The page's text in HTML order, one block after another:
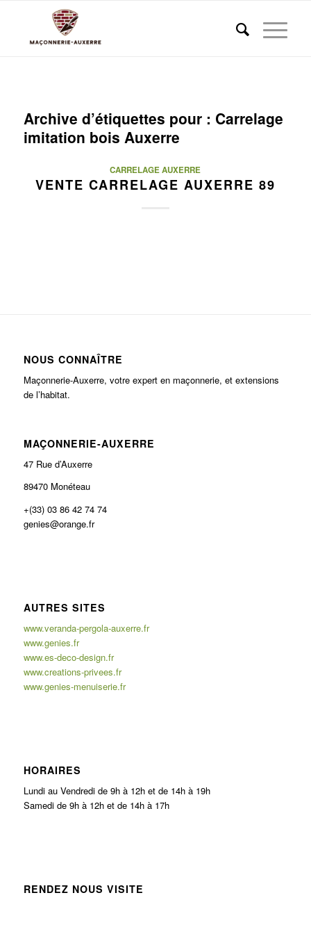
Archive d’étiquettes pour : Carrelage
imitation bois Auxerre
CARRELAGE AUXERRE
VENTE CARRELAGE AUXERRE 89
NOUS CONNAÎTRE
Maçonnerie-Auxerre, votre expert en maçonnerie, et extensions
de l’habitat.
MAÇONNERIE-AUXERRE
47 Rue d’Auxerre
89470 Monéteau
+(33) 03 86 42 74 74
genies@orange.fr
AUTRES SITES
www.veranda-pergola-auxerre.fr
www.genies.fr
www.es-deco-design.fr
www.creations-privees.fr
www.genies-menuiserie.fr
HORAIRES
Lundi au Vendredi de 9h à 12h et de 14h à 19h
Samedi de 9h à 12h et de 14h à 17h
RENDEZ NOUS VISITE